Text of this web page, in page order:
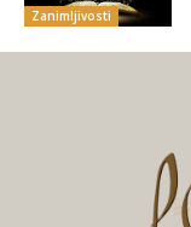
Zanimljivosti